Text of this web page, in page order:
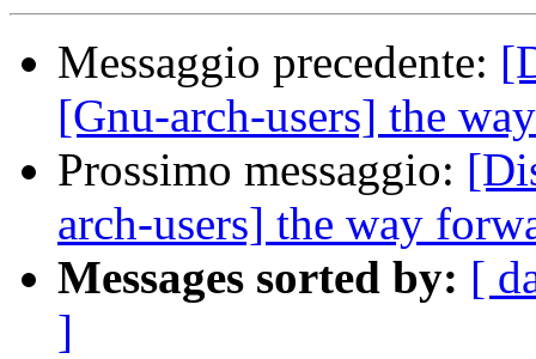
Messaggio precedente:
[Gnu-arch-users] the
Prossimo messaggio:
arch-users] the way
Messages sorted by: [
]